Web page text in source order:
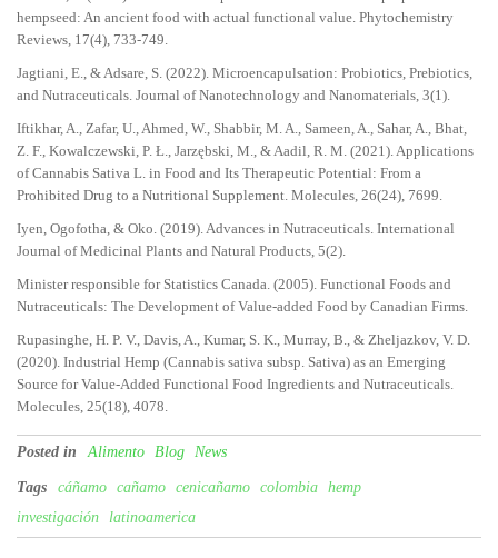
hempseed: An ancient food with actual functional value. Phytochemistry
Reviews, 17(4), 733-749.
Jagtiani, E., & Adsare, S. (2022). Microencapulsation: Probiotics, Prebiotics,
and Nutraceuticals. Journal of Nanotechnology and Nanomaterials, 3(1).
Iftikhar, A., Zafar, U., Ahmed, W., Shabbir, M. A., Sameen, A., Sahar, A., Bhat,
Z. F., Kowalczewski, P. Ł., Jarzębski, M., & Aadil, R. M. (2021). Applications
of Cannabis Sativa L. in Food and Its Therapeutic Potential: From a
Prohibited Drug to a Nutritional Supplement. Molecules, 26(24), 7699.
Iyen, Ogofotha, & Oko. (2019). Advances in Nutraceuticals. International
Journal of Medicinal Plants and Natural Products, 5(2).
Minister responsible for Statistics Canada. (2005). Functional Foods and
Nutraceuticals: The Development of Value-added Food by Canadian Firms.
Rupasinghe, H. P. V., Davis, A., Kumar, S. K., Murray, B., & Zheljazkov, V. D.
(2020). Industrial Hemp (Cannabis sativa subsp. Sativa) as an Emerging
Source for Value-Added Functional Food Ingredients and Nutraceuticals.
Molecules, 25(18), 4078.
Posted in Alimento Blog News
Tags cáñamo cañamo cenicañamo colombia hemp
investigación latinoamerica